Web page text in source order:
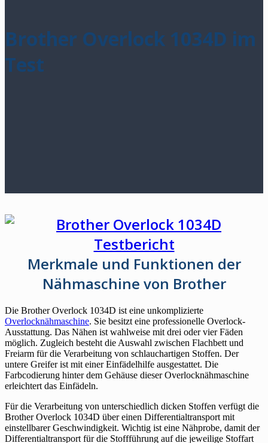
Brother Overlock 1034D im
Test
Merkmale und Funktionen der
Nähmaschine von Brother
Die Brother Overlock 1034D ist eine unkomplizierte
Overlocknähmaschine. Sie besitzt eine professionelle Overlock-
Ausstattung. Das Nähen ist wahlweise mit drei oder vier Fäden
möglich. Zugleich besteht die Auswahl zwischen Flachbett und
Freiarm für die Verarbeitung von schlauchartigen Stoffen. Der
untere Greifer ist mit einer Einfädelhilfe ausgestattet. Die
Farbcodierung hinter dem Gehäuse dieser Overlocknähmaschine
erleichtert das Einfädeln.
Für die Verarbeitung von unterschiedlich dicken Stoffen verfügt die
Brother Overlock 1034D über einen Differentialtransport mit
einstellbarer Geschwindigkeit. Wichtig ist eine Nähprobe, damit der
Differentialtransport für die Stoffführung auf die jeweilige Stoffart